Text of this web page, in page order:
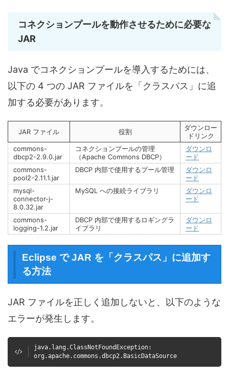
コネクションプールを動作させるために必要な
JAR
Java でコネクションプールを導入するためには、
以下の 4 つの JAR ファイルを「クラスパス」に追
加する必要があります。
JAR ファイル 役割
ダウンロー
ドリンク
commons-
dbcp2-2.9.0.jar
コネクションプールの管理
（Apache Commons DBCP）
ダウンロ
ード
commons-
pool2-2.11.1.jar
DBCP 内部で使用するプール管理
ダウンロ
ード
mysql-
connector-j-
8.0.32.jar
MySQL への接続ライブラリ
ダウンロ
ード
commons-
logging-1.2.jar
DBCP 内部で使用するロギングラ
イブラリ
ダウンロ
ード
Eclipse で JAR を「クラスパス」に追加す
る方法
JAR ファイルを正しく追加しないと、以下のような
エラーが発生します。
java.lang.ClassNotFoundException:
org.apache.commons.dbcp2.BasicDataSource